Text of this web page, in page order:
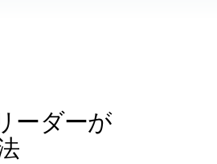
ーダーが